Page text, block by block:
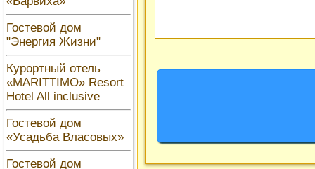
Гостевой дом
"Энергия Жизни"
Курортный отель
«MARITTIMO» Resort
Hotel All inclusive
Гостевой дом
«Усадьба Власовых»
Гостевой дом